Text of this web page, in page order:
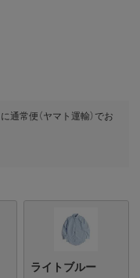
に通常便（ヤマト運輸） でお
ライトブルー